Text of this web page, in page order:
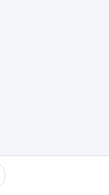
不代表香港01立